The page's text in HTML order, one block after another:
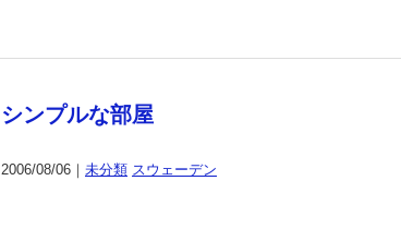
シンプルな部屋
2006/08/06｜ 未分類 スウェーデン